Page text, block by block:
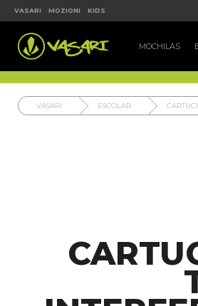
VASARI MOZIONI KIDS
 MOCHILAS
VASARI ESCOLAR